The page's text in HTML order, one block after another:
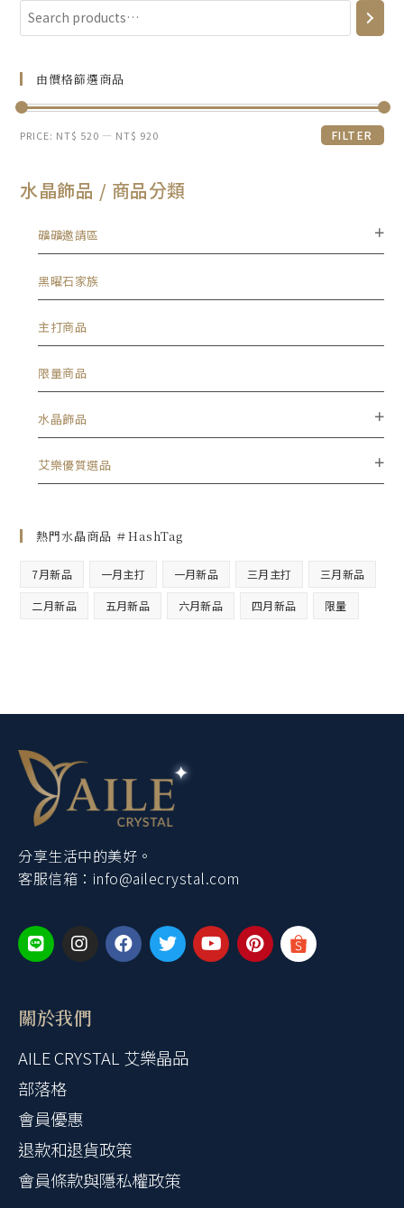
由價格篩選商品
FILTER
PRICE: NT$ 520 — NT$ 920
水晶飾品 / 商品分類
礦礦邀請區
黑曜石家族
主打商品
限量商品
水晶飾品
艾樂優質選品
熱門水晶商品 ＃HashTag
7月新品 一月主打 一月新品 三月主打 三月新品
二月新品 五月新品 六月新品 四月新品 限量
分享生活中的美好。
客服信箱： info@ailecrystal.com
關於我們
AILE CRYSTAL 艾樂晶品
部落格
會員優惠
退款和退貨政策
會員條款與隱私權政策